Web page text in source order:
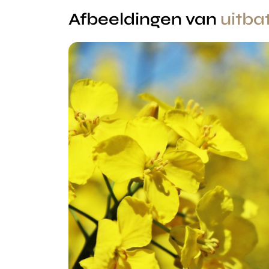
Afbeeldingen van